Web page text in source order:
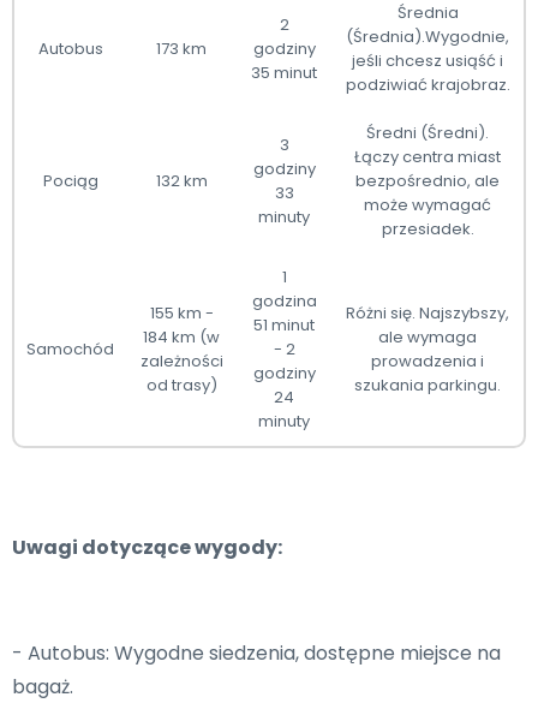
Autobus 173 km
2
godziny
35 minut
Średnia
(Średnia).Wygodnie,
jeśli chcesz usiąść i
podziwiać krajobraz.
Pociąg 132 km
3
godziny
33
minuty
Średni (Średni).
Łączy centra miast
bezpośrednio, ale
może wymagać
przesiadek.
Samochód
155 km -
184 km (w
zależności
od trasy)
1
godzina
51 minut
- 2
godziny
24
minuty
Różni się. Najszybszy,
ale wymaga
prowadzenia i
szukania parkingu.
Uwagi dotyczące wygody:
- Autobus: Wygodne siedzenia, dostępne miejsce na
bagaż.